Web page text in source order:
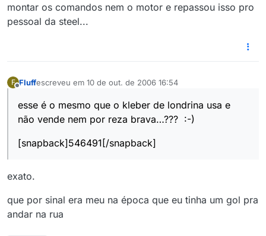
montar os comandos nem o motor e repassou isso pro
pessoal da steel...
F Fluffescreveu em 10 de out. de 2006 16:54
última edição por
esse é o mesmo que o kleber de londrina usa e
não vende nem por reza brava…??? :-)
[snapback]546491[/snapback]
exato.
que por sinal era meu na época que eu tinha um gol pra
andar na rua